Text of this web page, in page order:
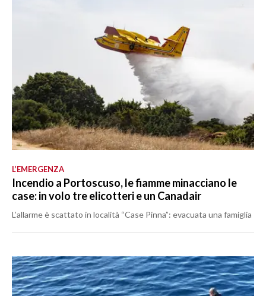
L’EMERGENZA
Incendio a Portoscuso, le fiamme minacciano le
case: in volo tre elicotteri e un Canadair
L’allarme è scattato in località “Case Pinna”: evacuata una famiglia